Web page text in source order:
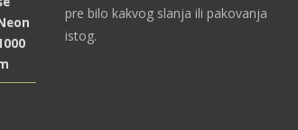
рсд
рсд
pre bilo kakvog slanja ili pakovanja
istog.